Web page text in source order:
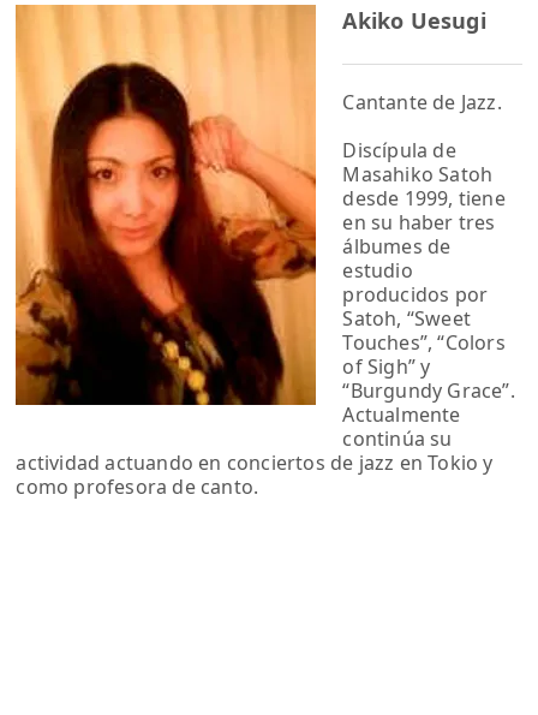
Akiko Uesugi
Cantante de Jazz.
Discípula de
Masahiko Satoh
desde 1999, tiene
en su haber tres
álbumes de
estudio
producidos por
Satoh, “Sweet
Touches”, “Colors
of Sigh” y
“Burgundy Grace”.
Actualmente
continúa su
actividad actuando en conciertos de jazz en Tokio y
como profesora de canto.